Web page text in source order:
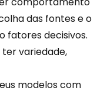
das fontes e o
fatores decisivos.
ter variedade,
modelos com